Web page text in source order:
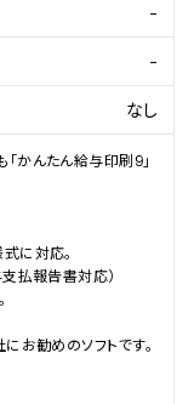
-
-
なし
かんたん給与印刷9」
に対応。
払報告書対応）
お勧めのソフトです。